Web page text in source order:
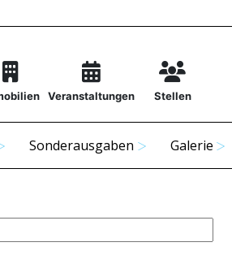
Veranstaltungen Stellen
Sonderausgaben Galerie